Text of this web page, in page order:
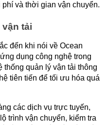
và thời gian vận chuyển.
tải
đến khi nói về Ocean
dụng công nghệ trong
thống quản lý vận tải thông
tiên tiến để tối ưu hóa quá
các dịch vụ trực tuyến,
trình vận chuyển, kiểm tra